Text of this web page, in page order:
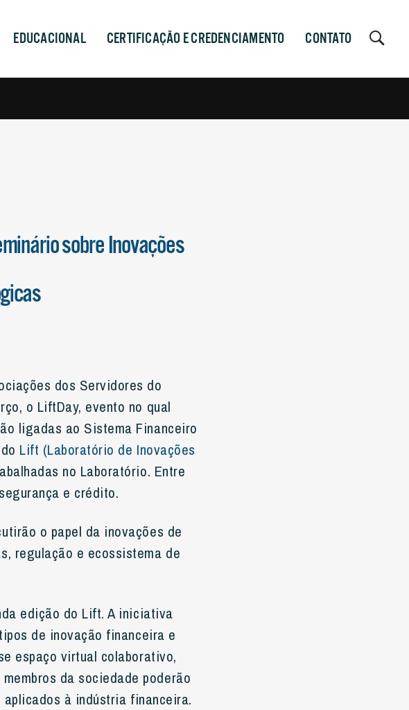
EDUCACIONAL CERTIFICAÇÃO E CREDENCIAMENTO CONTATO
sobre Inovações
dos Servidores do
o LiftDay, evento no qual
ligadas ao Sistema Financeiro
Lift (Laboratório de Inovações
no Laboratório. Entre
e crédito.
o papel da inovações de
regulação e ecossistema de
edição do Lift. A iniciativa
de inovação financeira e
espaço virtual colaborativo,
da sociedade poderão
à indústria financeira.